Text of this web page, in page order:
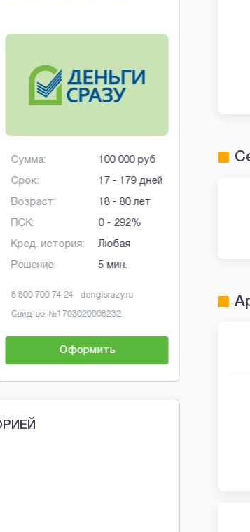
руб
дней
лет
Сумма:
Срок:
Возраст:
ПСК:
Кред. история:
Решение:
30 000 руб
8 800 7070 24 7
Свид-во: №